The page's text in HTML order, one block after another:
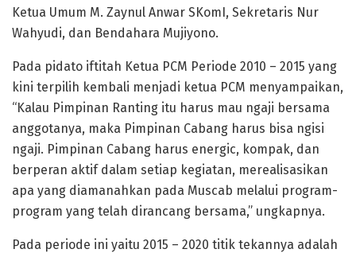
Ketua Umum M. Zaynul Anwar SKomI, Sekretaris Nur
Wahyudi, dan Bendahara Mujiyono.
Pada pidato iftitah Ketua PCM Periode 2010 – 2015 yang
kini terpilih kembali menjadi ketua PCM menyampaikan,
“Kalau Pimpinan Ranting itu harus mau ngaji bersama
anggotanya, maka Pimpinan Cabang harus bisa ngisi
ngaji. Pimpinan Cabang harus energic, kompak, dan
berperan aktif dalam setiap kegiatan, merealisasikan
apa yang diamanahkan pada Muscab melalui program-
program yang telah dirancang bersama,” ungkapnya.
Pada periode ini yaitu 2015 – 2020 titik tekannya adalah